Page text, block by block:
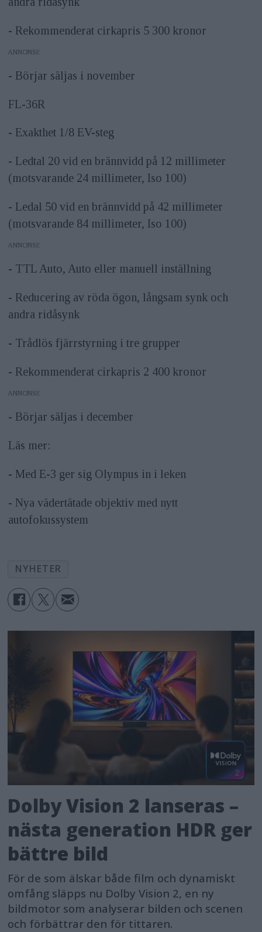
- Rekommenderat cirkapris 5 300 kronor
ANNONS
- Börjar säljas i november
FL-36R
- Exakthet 1/8 EV-steg
- Ledtal 20 vid en brännvidd på 12 millimeter
(motsvarande 24 millimeter, Iso 100)
- Ledal 50 vid en brännvidd på 42 millimeter
(motsvarande 84 millimeter, Iso 100)
ANNONS
- TTL Auto, Auto eller manuell inställning
- Reducering av röda ögon, långsam synk och
andra ridåsynk
- Trådlös fjärrstyrning i tre grupper
- Rekommenderat cirkapris 2 400 kronor
ANNONS
- Börjar säljas i december
Läs mer:
- Med E-3 ger sig Olympus in i leken
- Nya vädertätade objektiv med nytt
autofokussystem
NYHETER
Dolby Vision 2 lanseras –
nästa generation HDR ger
bättre bild
För de som älskar både film och dynamiskt
omfång släpps nu Dolby Vision 2, en ny
bildmotor som analyserar bilden och scenen
och förbättrar den för tittaren.